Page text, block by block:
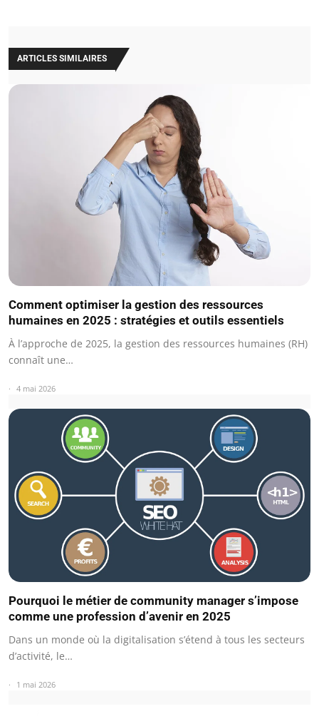
ARTICLES SIMILAIRES
Comment optimiser la gestion des ressources
humaines en 2025 : stratégies et outils essentiels
À l’approche de 2025, la gestion des ressources humaines (RH)
connaît une…
4 mai 2026
Pourquoi le métier de community manager s’impose
comme une profession d’avenir en 2025
Dans un monde où la digitalisation s’étend à tous les secteurs
d’activité, le…
1 mai 2026